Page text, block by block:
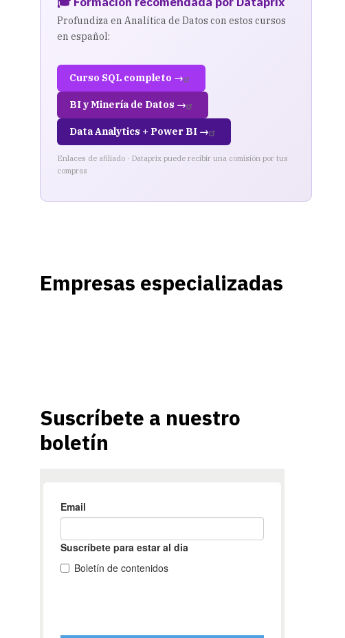
Profundiza en Analítica de Datos con estos cursos
en español:
Curso SQL completo →
BI y Minería de Datos →
Data Analytics + Power BI →
Enlaces de afiliado · Dataprix puede recibir una comisión por tus
compras
Empresas especializadas
Suscríbete a nuestro
boletín